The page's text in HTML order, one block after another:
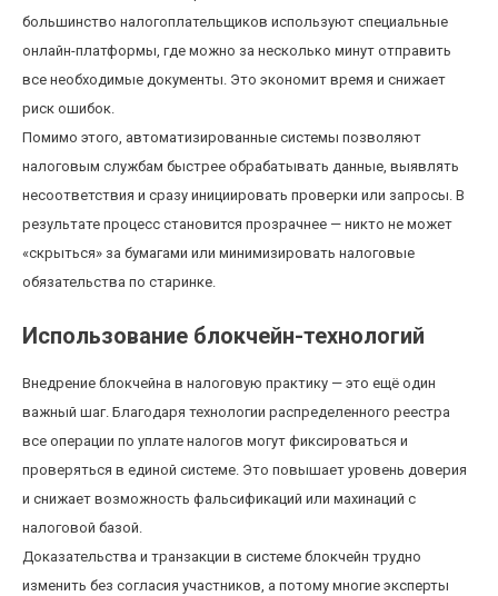
большинство налогоплательщиков используют специальные
онлайн-платформы, где можно за несколько минут отправить
все необходимые документы. Это экономит время и снижает
риск ошибок.
Помимо этого, автоматизированные системы позволяют
налоговым службам быстрее обрабатывать данные, выявлять
несоответствия и сразу инициировать проверки или запросы. В
результате процесс становится прозрачнее — никто не может
«скрыться» за бумагами или минимизировать налоговые
обязательства по старинке.
Использование блокчейн-технологий
Внедрение блокчейна в налоговую практику — это ещё один
важный шаг. Благодаря технологии распределенного реестра
все операции по уплате налогов могут фиксироваться и
проверяться в единой системе. Это повышает уровень доверия
и снижает возможность фальсификаций или махинаций с
налоговой базой.
Доказательства и транзакции в системе блокчейн трудно
изменить без согласия участников, а потому многие эксперты